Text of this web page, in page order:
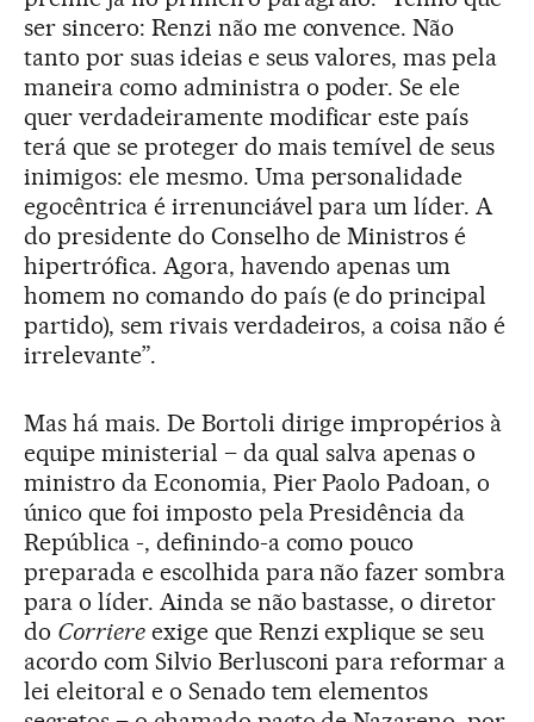
ser sincero: Renzi não me convence. Não
tanto por suas ideias e seus valores, mas pela
maneira como administra o poder. Se ele
quer verdadeiramente modificar este país
terá que se proteger do mais temível de seus
inimigos: ele mesmo. Uma personalidade
egocêntrica é irrenunciável para um líder. A
do presidente do Conselho de Ministros é
hipertrófica. Agora, havendo apenas um
homem no comando do país (e do principal
partido), sem rivais verdadeiros, a coisa não é
irrelevante”.
Mas há mais. De Bortoli dirige impropérios à
equipe ministerial – da qual salva apenas o
ministro da Economia, Pier Paolo Padoan, o
único que foi imposto pela Presidência da
República -, definindo-a como pouco
preparada e escolhida para não fazer sombra
para o líder. Ainda se não bastasse, o diretor
do Corriereexige que Renzi explique se seu
acordo com Silvio Berlusconi para reformar a
lei eleitoral e o Senado tem elementos